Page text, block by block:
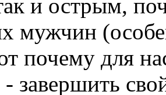
и острым,
мужчин
почему для
- завершить